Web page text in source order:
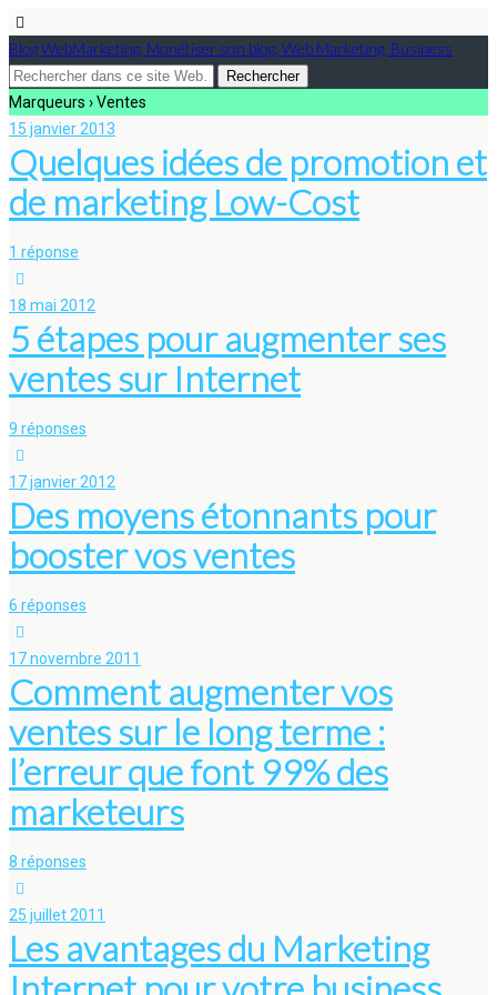
Blog WebMarketing, Monétiser son blog, Web Marketing, Business
Marqueurs › Ventes
15 janvier 2013
Quelques idées de promotion et
de marketing Low-Cost
1 réponse
18 mai 2012
5 étapes pour augmenter ses
ventes sur Internet
9 réponses
17 janvier 2012
Des moyens étonnants pour
booster vos ventes
6 réponses
17 novembre 2011
Comment augmenter vos
ventes sur le long terme :
l’erreur que font 99% des
marketeurs
8 réponses
25 juillet 2011
Les avantages du Marketing